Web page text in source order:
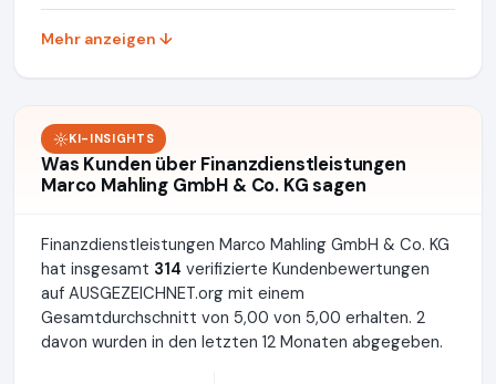
Mehr anzeigen ↓
KI-INSIGHTS
Was Kunden über Finanzdienstleistungen
Marco Mahling GmbH & Co. KG sagen
Finanzdienstleistungen Marco Mahling GmbH & Co. KG
hat insgesamt 314 verifizierte Kundenbewertungen
auf AUSGEZEICHNET.org mit einem
Gesamtdurchschnitt von 5,00 von 5,00 erhalten. 2
davon wurden in den letzten 12 Monaten abgegeben.